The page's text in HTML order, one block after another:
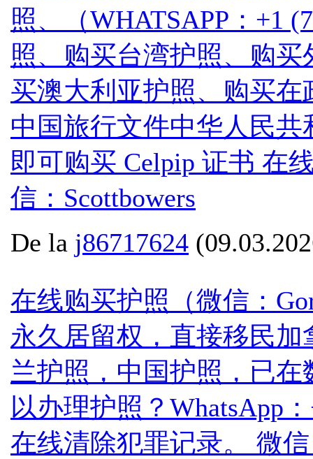
照、（WHATSAPP：+1
照、购买台湾护照、购
买澳大利亚护照、购买在
中国旅行文件中华人民
即可购买 Celpip 证书 在
信：Scottbowers
De la j86717624
在线购买护照（微信：
永久居留权，直接移民
兰护照，中国护照，已
以办理护照？WhatsApp
在线清除犯罪记录。 微